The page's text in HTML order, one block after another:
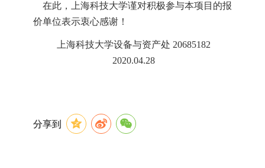
在此，上海科技大学谨对积极参与本项目的报
价单位表示衷心感谢！
上海科技大学设备与资产处 20685182
2020.04.28
分享到